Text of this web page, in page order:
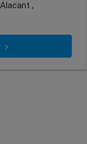
,